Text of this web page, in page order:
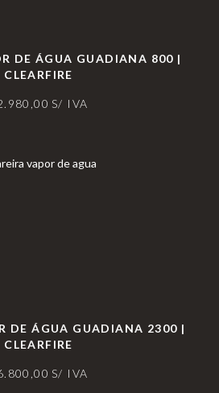
DE ÁGUA GUADIANA 800 |
CLEARFIRE
S/ IVA
DE ÁGUA GUADIANA 2300 |
CLEARFIRE
S/ IVA